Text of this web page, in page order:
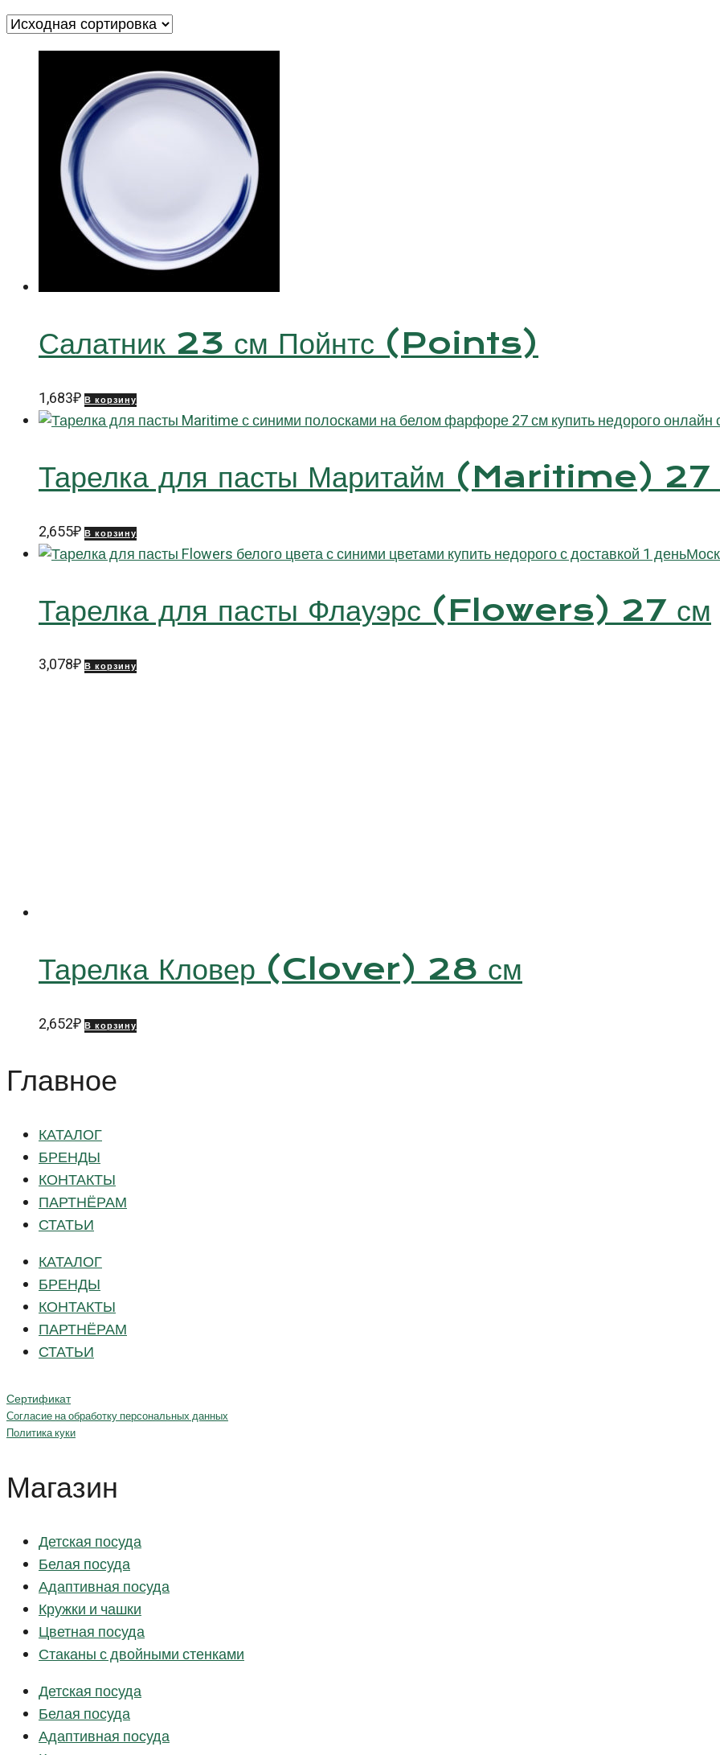
Салатник 23 см Пойнтс (Points)
1,683₽ В корзину
Тарелка для пасты Маритайм (Maritime) 27
2,655₽ В корзину
Тарелка для пасты Флауэрс (Flowers) 27 см
3,078₽ В корзину
Тарелка Кловер (Clover) 28 см
2,652₽ В корзину
Главное
КАТАЛОГ
БРЕНДЫ
КОНТАКТЫ
ПАРТНЁРАМ
СТАТЬИ
КАТАЛОГ
БРЕНДЫ
КОНТАКТЫ
ПАРТНЁРАМ
СТАТЬИ
Сертификат
Согласие на обработку персональных данных
Политика куки
Магазин
Детская посуда
Белая посуда
Адаптивная посуда
Кружки и чашки
Цветная посуда
Стаканы с двойными стенками
Детская посуда
Белая посуда
Адаптивная посуда